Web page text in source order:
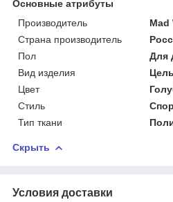
Основные атрибуты
Производитель
Mad
Страна производитель
Пол
Для
Вид изделия
Цвет
Стиль
Тип ткани
Скрыть
Условия доставки